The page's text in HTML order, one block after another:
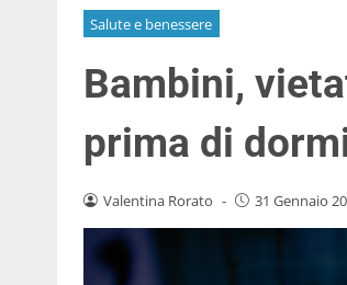
Salute e benessere
Bambini,
prima di
Valentina Rorato - 31 Gennaio